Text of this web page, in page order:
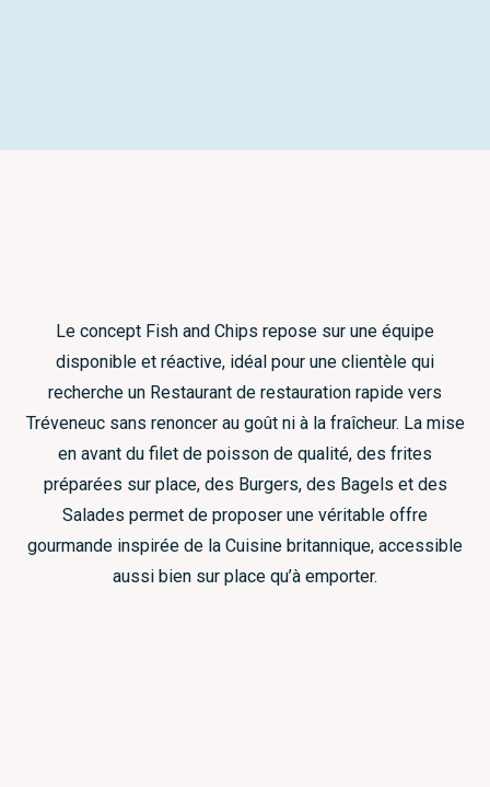
Le concept Fish and Chips repose sur une équipe
disponible et réactive, idéal pour une clientèle qui
recherche un Restaurant de restauration rapide vers
Tréveneuc sans renoncer au goût ni à la fraîcheur. La mise
en avant du filet de poisson de qualité, des frites
préparées sur place, des Burgers, des Bagels et des
Salades permet de proposer une véritable offre
gourmande inspirée de la Cuisine britannique, accessible
aussi bien sur place qu’à emporter.